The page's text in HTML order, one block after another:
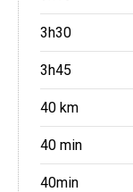
3h30
3h45
40 km
40 min
40min